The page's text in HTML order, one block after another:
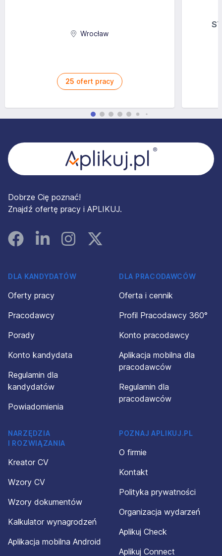
Wrocław
25 ofert pracy
Dobrze Cię poznać!
Znajdź ofertę pracy i APLIKUJ.
FacebookLinked InInstagramInstagram
DLA KANDYDATÓW
Oferty pracy
Pracodawcy
Porady
Konto kandydata
Regulamin dla
kandydatów
Powiadomienia
DLA PRACODAWCÓW
Oferta i cennik
Profil Pracodawcy 360°
Konto pracodawcy
Aplikacja mobilna dla
pracodawców
Regulamin dla
pracodawców
NARZĘDZIA
I ROZWIĄZANIA
Kreator CV
Wzory CV
Wzory dokumentów
Kalkulator wynagrodzeń
Aplikacja mobilna Android
POZNAJ APLIKUJ.PL
O firmie
Kontakt
Polityka prywatności
Organizacja wydarzeń
Aplikuj Check
Aplikuj Connect